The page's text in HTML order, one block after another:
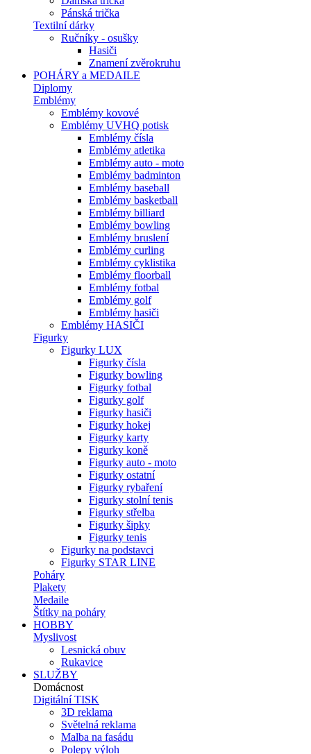
Pánská trička
Textilní dárky
Ručníky - osušky
Hasiči
Znamení zvěrokruhu
POHÁRY a MEDAILE
Diplomy
Emblémy
Emblémy kovové
Emblémy UVHQ potisk
Emblémy čísla
Emblémy atletika
Emblémy auto - moto
Emblémy badminton
Emblémy baseball
Emblémy basketball
Emblémy billiard
Emblémy bowling
Emblémy bruslení
Emblémy curling
Emblémy cyklistika
Emblémy floorball
Emblémy fotbal
Emblémy golf
Emblémy hasiči
Emblémy HASIČI
Figurky
Figurky LUX
Figurky čísla
Figurky bowling
Figurky fotbal
Figurky golf
Figurky hasiči
Figurky hokej
Figurky karty
Figurky koně
Figurky auto - moto
Figurky ostatní
Figurky rybaření
Figurky stolní tenis
Figurky střelba
Figurky šipky
Figurky tenis
Figurky na podstavci
Figurky STAR LINE
Poháry
Plakety
Medaile
Štítky na poháry
HOBBY
Myslivost
Lesnická obuv
Rukavice
SLUŽBY
Domácnost
Digitální TISK
3D reklama
Světelná reklama
Malba na fasádu
Polepy výloh